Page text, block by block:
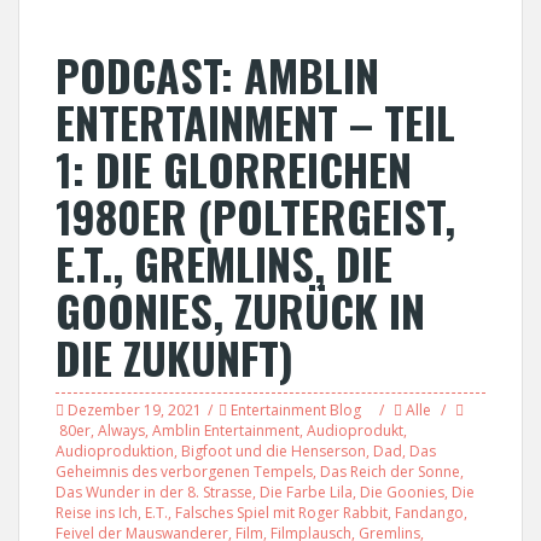
PODCAST: AMBLIN
ENTERTAINMENT – TEIL
1: DIE GLORREICHEN
1980ER (POLTERGEIST,
E.T., GREMLINS, DIE
GOONIES, ZURÜCK IN
DIE ZUKUNFT)
Dezember 19, 2021 Entertainment Blog
Alle
80er, Always, Amblin Entertainment, Audioprodukt,
Audioproduktion, Bigfoot und die Henserson, Dad, Das
Geheimnis des verborgenen Tempels, Das Reich der Sonne,
Das Wunder in der 8. Strasse, Die Farbe Lila, Die Goonies, Die
Reise ins Ich, E.T., Falsches Spiel mit Roger Rabbit, Fandango,
Feivel der Mauswanderer, Film, Filmplausch, Gremlins,